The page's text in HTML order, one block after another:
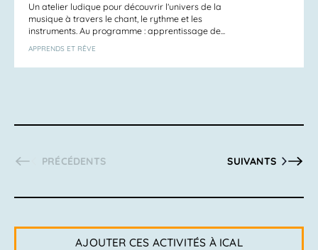
Un atelier ludique pour découvrir l’univers de la
musique à travers le chant, le rythme et les
instruments. Au programme : apprentissage de...
APPRENDS ET RÊVE
ACTIVITÉS
PRÉCÉDENTS ACTIVITÉS
SUIVANTS
AJOUTER CES ACTIVITÉS À ICAL